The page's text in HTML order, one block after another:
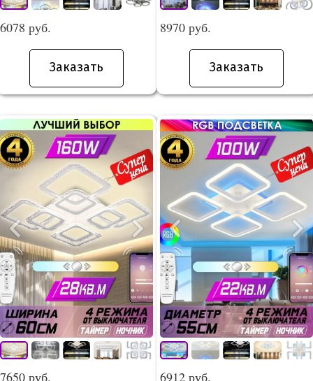
6078 руб.
Заказать
8970 руб.
Заказать
7650 руб. 6912 руб.